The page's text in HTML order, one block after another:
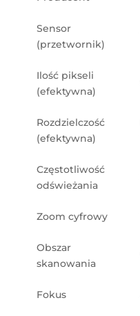
Sensor
(przetwornik)
Ilość pikseli
(efektywna)
Rozdzielczość
(efektywna)
Częstotliwość
odświeżania
Zoom cyfrowy
Obszar
skanowania
Fokus